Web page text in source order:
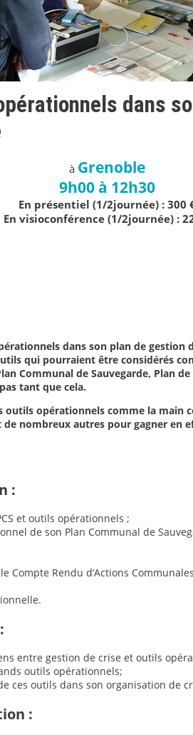
dans
à Grenoble
9h00 à 12h30
En présentiel (1/2journée) : 300
En visioconférence (1/2journée) :
dans son plan de gestion
qui pourraient être considérés
Communal de Sauvegarde, Plan
tant que cela.
outils opérationnels comme la main
nombreux autres pour gagner en
:
et outils opérationnels ;
de son Plan Communal de
Compte Rendu d’Actions
entre gestion de crise et outils
outils opérationnels;
ces outils dans son organisation de
: